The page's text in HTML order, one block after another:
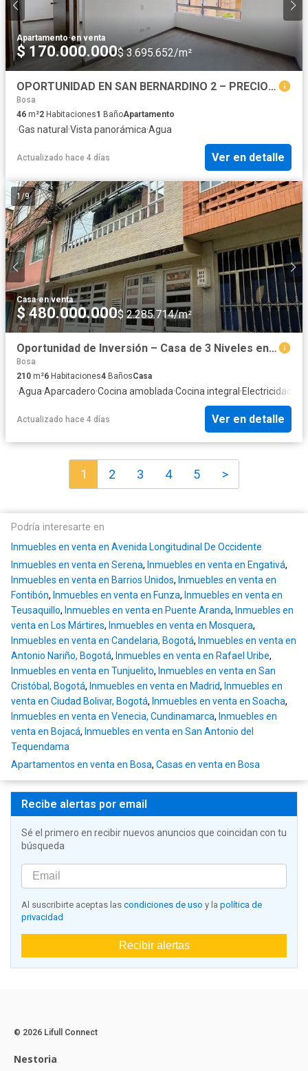
Apartamento·en venta
$ 170.000.000$ 3.695.652/m²
OPORTUNIDAD EN SAN BERNARDINO 2 – PRECIO COMPETITIVO
Bosa
46 m²2 Habitaciones1 BañoApartamento
·Gas natural ·Vista panorámica·Agua
Actualizado hace 4 días Ver en detalle
1/9
Casa·en venta
$ 480.000.000$ 2.285.714/m²
Oportunidad de Inversión – Casa de 3 Niveles en Venta en BOSA LA LIBERTAD
Bosa
210 m²6 Habitaciones4 BañosCasa
·Agua·Aparcadero·Cocina amoblada·Cocina integral ·Electricidad
Actualizado hace 4 días Ver en detalle
1 2 3 4 5 >
Podría interesarte en
Inmuebles en venta en Avenida Longitudinal De Occidente
Inmuebles en venta en Serena, Inmuebles en venta en Engativá,
Inmuebles en venta en Barrios Unidos, Inmuebles en venta en
Fontibón, Inmuebles en venta en Funza, Inmuebles en venta en
Teusaquillo, Inmuebles en venta en Puente Aranda, Inmuebles en
venta en Los Mártires, Inmuebles en venta en Mosquera,
Inmuebles en venta en Candelaria, Bogotá, Inmuebles en venta en
Antonio Nariño, Bogotá, Inmuebles en venta en Rafael Uribe,
Inmuebles en venta en Tunjuelito, Inmuebles en venta en San
Cristóbal, Bogotá, Inmuebles en venta en Madrid, Inmuebles en
venta en Ciudad Bolivar, Bogotá, Inmuebles en venta en Soacha,
Inmuebles en venta en Venecia, Cundinamarca, Inmuebles en
venta en Bojacá, Inmuebles en venta en San Antonio del
Tequendama
Apartamentos en venta en Bosa, Casas en venta en Bosa
Recibe alertas por email
Sé el primero en recibir nuevos anuncios que coincidan con tu
búsqueda
Al suscribirte aceptas las condiciones de uso y la política de
privacidad
Recibir alertas
© 2026 Lifull Connect
Nestoria